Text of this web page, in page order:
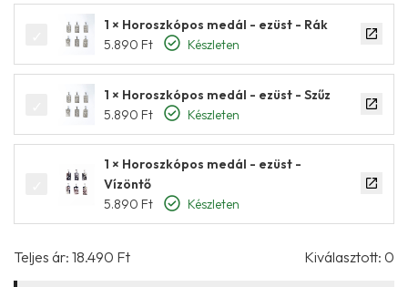
1 × Horoszkópos medál - ezüst - Rák
5.890 Ft Készleten
1 × Horoszkópos medál - ezüst - Szűz
5.890 Ft Készleten
1 × Horoszkópos medál - ezüst -
Vízöntő
5.890 Ft Készleten
Teljes ár: 18.490 Ft Kiválasztott: 0